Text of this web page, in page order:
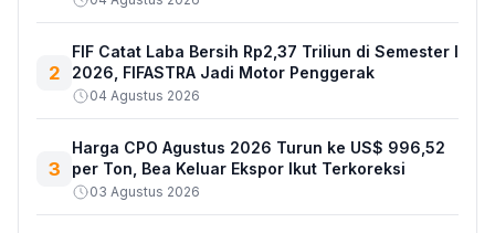
2
FIF Catat Laba Bersih Rp2,37 Triliun di Semester I
2026, FIFASTRA Jadi Motor Penggerak
04 Agustus 2026
3
Harga CPO Agustus 2026 Turun ke US$ 996,52
per Ton, Bea Keluar Ekspor Ikut Terkoreksi
03 Agustus 2026